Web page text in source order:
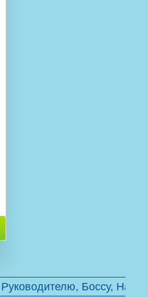
Руководителю, Боссу,